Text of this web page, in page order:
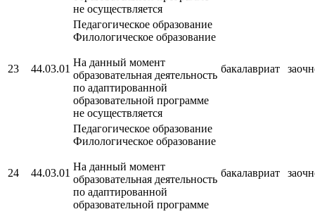
не осуществляется
23 44.03.01
Педагогическое образование
Филологическое образование
На данный момент
образовательная деятельность
по адаптированной
образовательной программе
не осуществляется
бакалавриат
24 44.03.01
Педагогическое образование
Филологическое образование
На данный момент
образовательная деятельность
по адаптированной
образовательной программе
бакалавриат